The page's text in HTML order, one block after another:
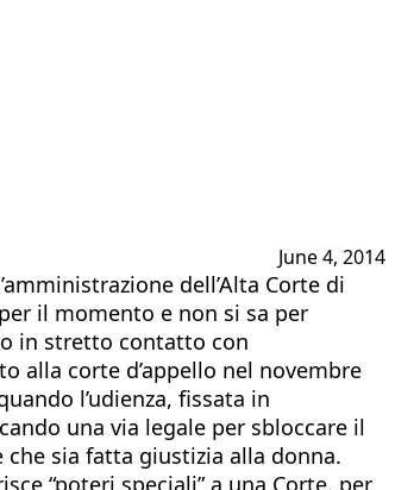
June 4, 2014
dell’Alta Corte di
il momento e non si sa per
in stretto contatto con
alla corte d’appello nel novembre
l’udienza, fissata in
una via legale per sbloccare il
sia fatta giustizia alla donna.
“poteri speciali” a una Corte, per